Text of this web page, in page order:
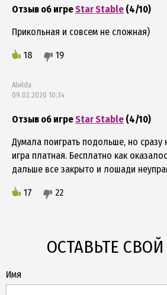
Отзыв об игреStar Stable (4/10)
Прикольная и совсем не сложная)
18 19
Alvilda
09.02.2020 10:34
Отзыв об игреStar Stable (4/10)
Думала поиграть подольше, но сразу
игра платная. Бесплатно как
дальше все закрыто и лошади
17 22
ОСТАВЬТЕ
Имя